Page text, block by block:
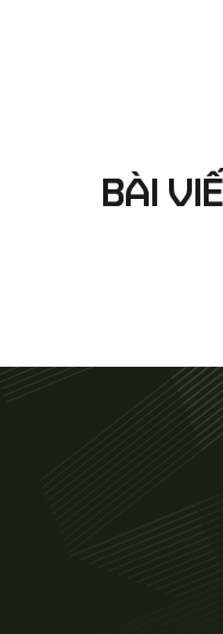
BÀI